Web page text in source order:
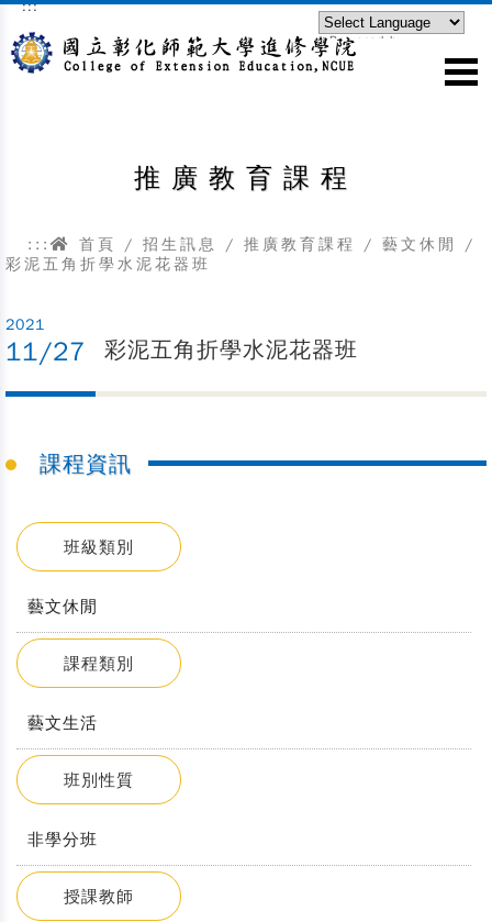
跳到主要內容區塊
:::
Powered by
推廣教育課程
::: 首頁 / 招生訊息 / 推廣教育課程 / 藝文休閒
/
彩泥五角折學水泥花器班
2021
11/27 彩泥五角折學水泥花器班
課程資訊
班級類別
藝文休閒
課程類別
藝文生活
班別性質
非學分班
授課教師